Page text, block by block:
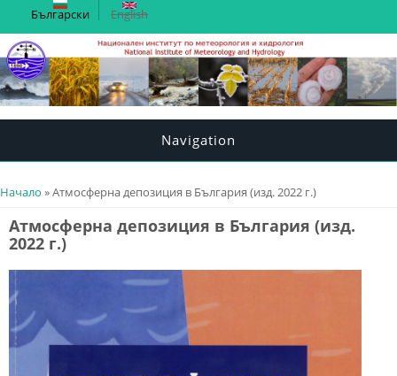
Български English
Navigation
You are here
Начало » Атмосферна депозиция в България (изд. 2022 г.)
Атмосферна депозиция в България (изд.
2022 г.)